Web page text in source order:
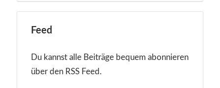
Feed
Du kannst alle Beiträge bequem abonnieren
über den RSS Feed.